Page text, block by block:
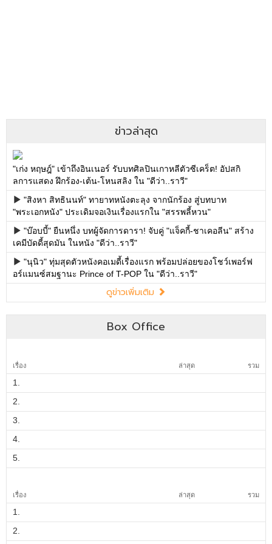
ข่าวล่าสุด
"เก่ง หฤษฎ์" เข้าถึงอินเนอร์ รับบทศิลปินเกาหลีตัวซีเคร็ต! อัปสกิ
ลการแสดง ฝึกร้อง-เต้น-โหนสลิง ใน "ดีว่า..ราวี"
"สิงหา สิทธินนท์" ทายาทหนังตะลุง จากนักร้อง สู่บทบาท
"พระเอกหนัง" ประเดิมจอเงินเรื่องแรกใน "สรรพลี้หวน"
"บ๊อบบี้" ยืนหนึ่ง บทผู้จัดการดารา! จับคู่ "แจ็คกี้-ชาเคอลีน" สร้าง
เคมีบัดดี้สุดมัน ในหนัง "ดีว่า..ราวี"
"นุนิว" ทุ่มสุดตัวหนังคอเมดี้เรื่องแรก พร้อมปล่อยของโชว์เพอร์ฟ
อร์แมนซ์สมฐานะ Prince of T-POP ใน "ดีว่า..ราวี"
ดูข่าวเพิ่มเติม
Box Office
เรื่อง ล่าสุด รวม
1.
2.
3.
4.
5.
เรื่อง ล่าสุด รวม
1.
2.